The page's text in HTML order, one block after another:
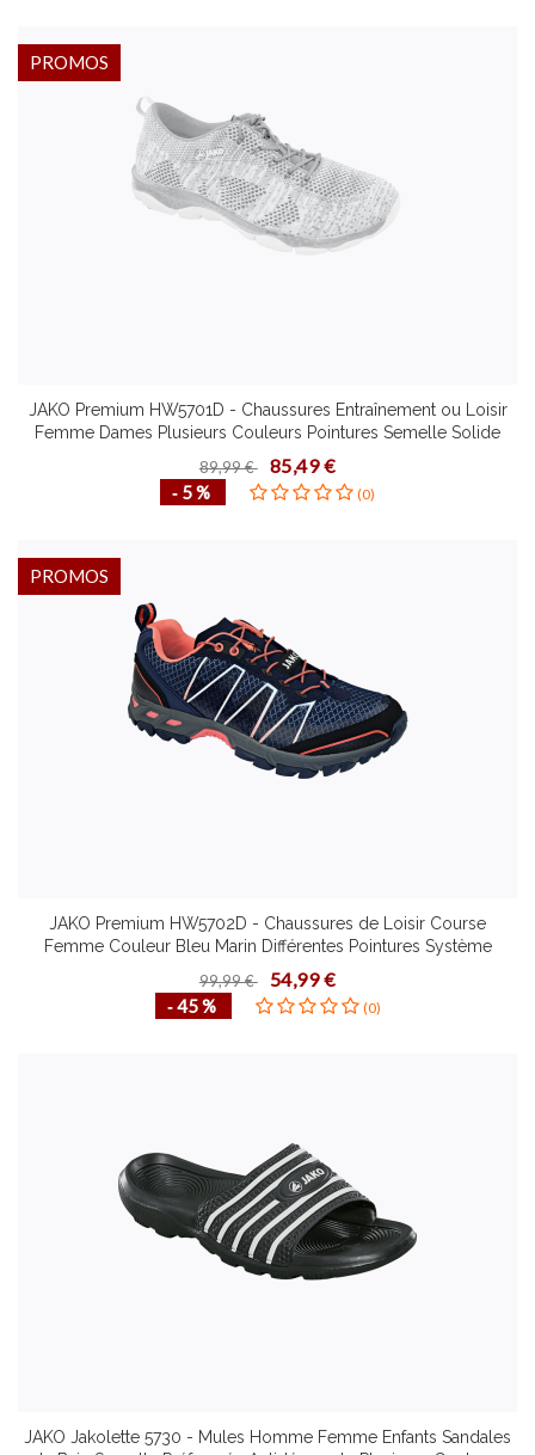
JAKO Premium HW5701D - Chaussures Entraînement ou Loisir
Femme Dames Plusieurs Couleurs Pointures Semelle Solide
Insertion de Soutien en Caoutchouc
89,99 € 85,49 €
‐ 5 % (0)
PROMOS
JAKO Premium HW5702D - Chaussures de Loisir Course
Femme Couleur Bleu Marin Différentes Pointures Système
Laçage Rapide avec Bouchon
99,99 € 54,99 €
‐ 45 % (0)
PROMOS
JAKO Jakolette 5730 - Mules Homme Femme Enfants Sandales